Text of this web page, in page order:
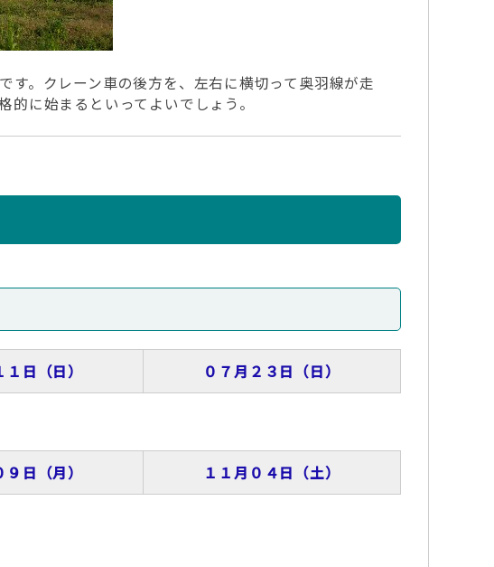
。クレーン車の後方を、左右に横切って奥羽線が走
に始まるといってよいでしょう。
日（日） ０７月２３日（日）
日（月） １１月０４日（土）